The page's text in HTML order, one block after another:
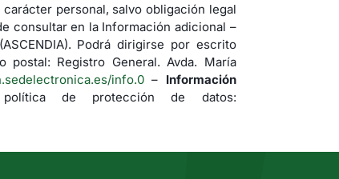
personal, salvo obligación legal
consultar en la Información adicional –
Podrá dirigirse por escrito
postal: Registro General. Avda. María
info.0– Información
de protección de datos: